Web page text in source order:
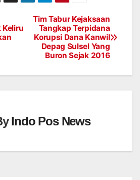
Tim Tabur Kejaksaan
Tangkap Terpidana
Korupsi Dana Kanwil
Depag Sulsel Yang
Buron Sejak 2016
Keliru
Indo Pos News